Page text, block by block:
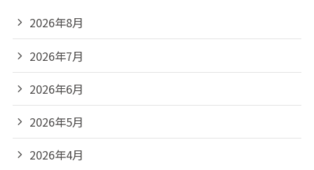
2026年8月
2026年7月
2026年6月
2026年5月
2026年4月